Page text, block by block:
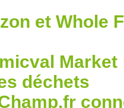
et Whole
déchets